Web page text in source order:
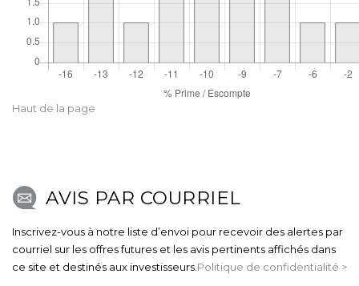
Haut de la page
AVIS PAR COURRIEL
Inscrivez-vous à notre liste d’envoi pour recevoir des alertes par
courriel sur les offres futures et les avis pertinents affichés dans
ce site et destinés aux investisseurs. Politique de confidentialité >